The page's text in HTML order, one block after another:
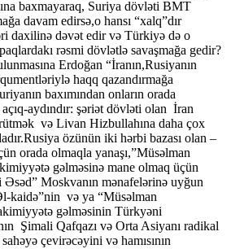
baxmayaraq, Suriya dövləti BMT
davam edirsə,o hansı “xalq”dır
daxilinə dəvət edir və Türkiyə də o
rəsmi dövlətlə savaşmağa gedir?
Erdoğan “İranın,Rusiyanın
haqq qazandırmağa
baxımından onların orada
aydındır: şəriət dövləti olan İran
və Livan Hizbullahına daha çox
özünün iki hərbi bazası olan –
orada olmaqla yanaşı,”Müsəlman
gəlməsinə mane olmaq üçün
Əsəd” Moskvanın mənafelərinə uyğun
kaidə”nin və ya “Müsəlman
gəlməsinin Türkyəni
Şimali Qafqazı və Orta Asiyanı radikal
çevirəcəyini və hamısının